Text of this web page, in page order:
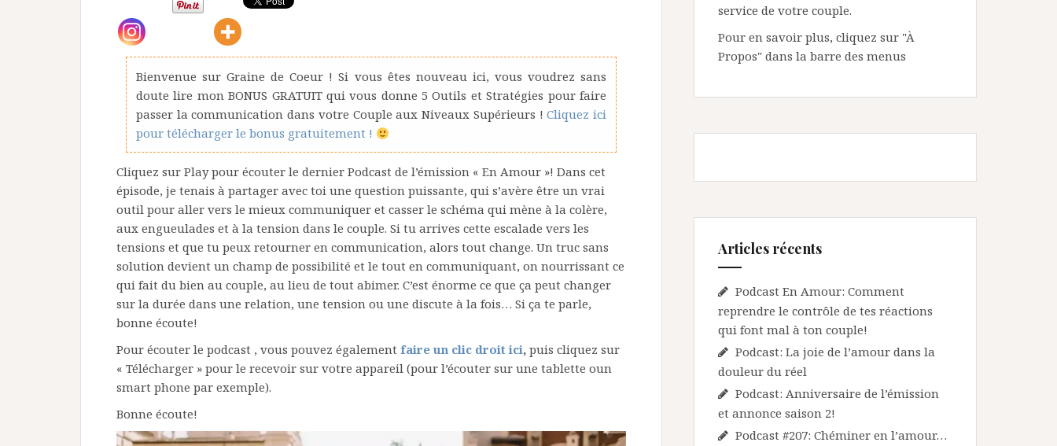
Bienvenue sur Graine de Coeur ! Si vous êtes nouveau ici, vous voudrez sans
doute lire mon BONUS GRATUIT qui vous donne 5 Outils et Stratégies pour faire
passer la communication dans votre Couple aux Niveaux Supérieurs !Cliquez ici
pour télécharger le bonus gratuitement !
Cliquez sur Play pour écouter le dernier Podcast de l’émission « En Amour »! Dans cet
épisode, je tenais à partager avec toi une question puissante, qui s’avère être un vrai
outil pour aller vers le mieux communiquer et casser le schéma qui mène à la colère,
aux engueulades et à la tension dans le couple. Si tu arrives cette escalade vers les
tensions et que tu peux retourner en communication, alors tout change. Un truc sans
solution devient un champ de possibilité et le tout en communiquant, on nourrissant ce
qui fait du bien au couple, au lieu de tout abimer. C’est énorme ce que ça peut changer
sur la durée dans une relation, une tension ou une discute à la fois… Si ça te parle,
bonne écoute!
Pour écouter le podcast , vous pouvez également faire un clic droit ici, puis cliquez sur
« Télécharger » pour le recevoir sur votre appareil (pour l’écouter sur une tablette oun
smart phone par exemple).
Bonne écoute!
service de votre couple.
Pour en savoir plus, cliquez sur "À
Propos" dans la barre des menus
Articles récents
Podcast En Amour: Comment
reprendre le contrôle de tes réactions
qui font mal à ton couple!
Podcast: La joie de l’amour dans la
douleur du réel
Podcast: Anniversaire de l’émission
et annonce saison 2!
Podcast #207: Chéminer en l’amour…